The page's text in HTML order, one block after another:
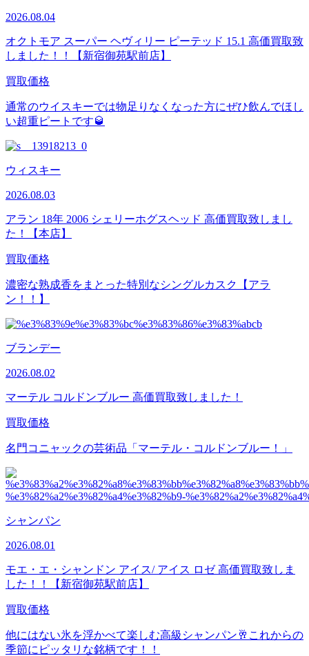
2026.08.04
オクトモア スーパー ヘヴィリー ピーテッド 15.1 高価買取致
しました！！【新宿御苑駅前店】
買取価格
通常のウイスキーでは物足りなくなった方にぜひ飲んでほし
い超重ピートです🥃
ウィスキー
2026.08.03
アラン 18年 2006 シェリーホグスヘッド 高価買取致しまし
た！【本店】
買取価格
濃密な熟成香をまとった特別なシングルカスク【アラ
ン！！】
ブランデー
2026.08.02
マーテル コルドンブルー 高価買取致しました！
買取価格
名門コニャックの芸術品「マーテル・コルドンブルー！」
シャンパン
2026.08.01
モエ・エ・シャンドン アイス/ アイス ロゼ 高価買取致しま
した！！【新宿御苑駅前店】
買取価格
他にはない氷を浮かべて楽しむ高級シャンパン🥂これからの
季節にピッタリな銘柄です！！